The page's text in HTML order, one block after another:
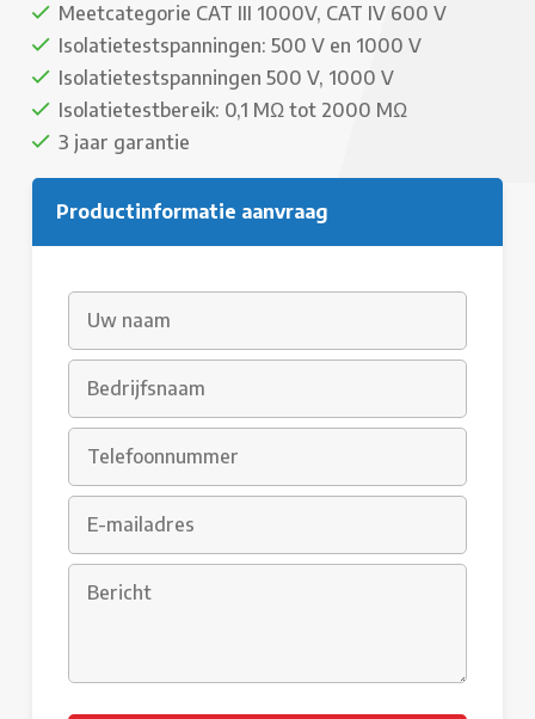
Meetcategorie CAT III 1000V, CAT IV 600 V
Isolatietestspanningen: 500 V en 1000 V
Isolatietestspanningen 500 V, 1000 V
Isolatietestbereik: 0,1 MΩ tot 2000 MΩ
3 jaar garantie
Productinformatie aanvraag